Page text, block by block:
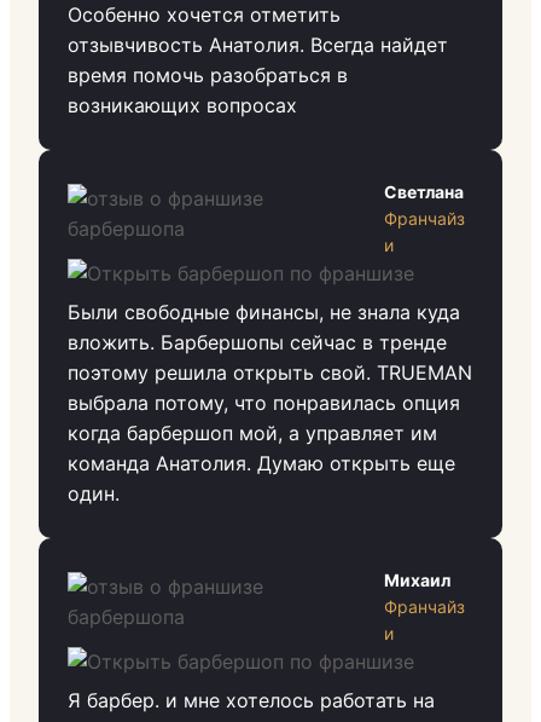
Особенно хочется отметить
отзывчивость Анатолия. Всегда найдет
время помочь разобраться в
возникающих вопросах
Светлана
Франчайз
и
Были свободные финансы, не знала куда
вложить. Барбершопы сейчас в тренде
поэтому решила открыть свой. TRUEMAN
выбрала потому, что понравилась опция
когда барбершоп мой, а управляет им
команда Анатолия. Думаю открыть еще
один.
Михаил
Франчайз
и
Я барбер. и мне хотелось работать на